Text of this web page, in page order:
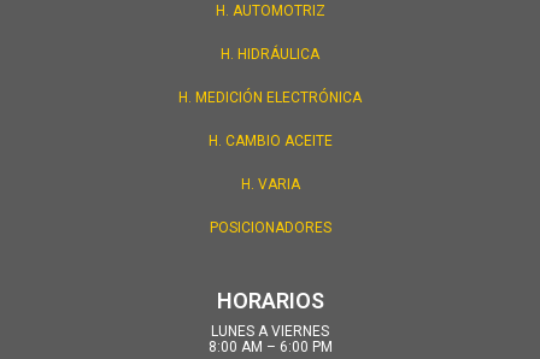
H. AUTOMOTRIZ
H. HIDRÁULICA
H. MEDICIÓN ELECTRÓNICA
H. CAMBIO ACEITE
H. VARIA
POSICIONADORES
HORARIOS
LUNES A VIERNES
8:00 AM – 6:00 PM